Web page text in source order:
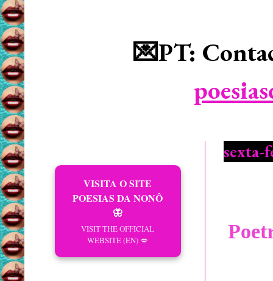
💌PT:
sexta-
VISITA O SITE
POESIAS DA NONÔ
🦋
VISIT THE OFFICIAL
WEBSITE (EN) 💋